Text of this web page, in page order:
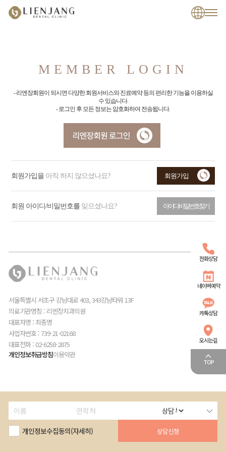
전화상담
네이버예약
카톡상담
오시는길
TOP
개인정보수집동의(자세히)
회원가입
MEMBER LOGIN
- 리엔장회원이 되시면 다양한 회원서비스와 진료예약 등의 편리한 기능을 이용하실
수 있습니다.
- 로그인 후 모든 정보는 암호화하여 전송됩니다.
회원가입을 아직 하지 않으셨나요? 회원가입
회원 아이디/비밀번호를 잊으셨나요? 아이디/비밀번호 찾기
서울특별시 서초구 강남대로 403, 343강남타워 13F
의료기관명칭 : 리엔장치과의원
대표자명 : 최종명
사업자번호 : 739-21-02168
대표전화 : 02-6258-2875
개인정보취급방침이용약관